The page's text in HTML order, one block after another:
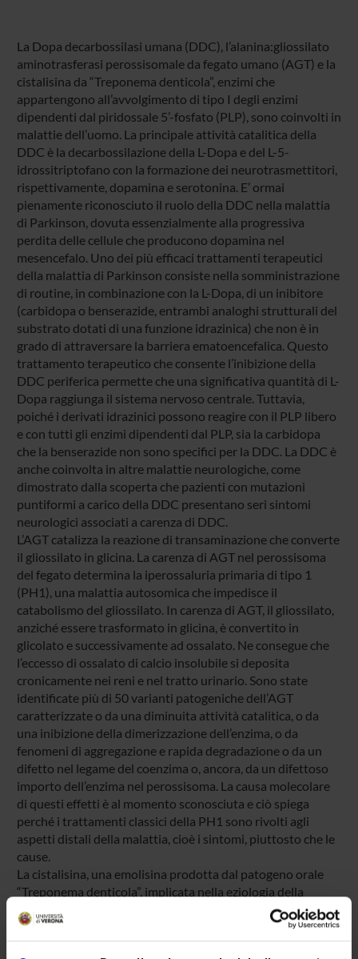
La Dopa decarbossilasi umana (DDC), l’alanina:gliossilato
aminotrasferasi perossisomale da fegato umano (AGT) e la
cistalisina da “Treponema denticola”, enzimi che
appartengono all’avvolgimento di tipo I degli enzimi
dipendenti dal piridossale 5’-fosfato (PLP), sono coinvolti in
malattie dell’uomo. La principale attività catalitica della
DDC è la decarbossilazione della L-Dopa e del L-5-
idrossitriptofano con la formazione dei neurotrasmettitori,
rispettivamente, dopamina e serotonina. E’ ormai
pienamente riconosciuto il ruolo della DDC nella malattia
di Parkinson, dovuta essenzialmente alla progressiva
perdita delle cellule che producono dopamina nel
mesencefalo. Uno dei più efficaci trattamenti terapeutici
della malattia di Parkinson consiste nella somministrazione
di routine, in combinazione con la L-Dopa, di un inibitore
(carbidopa o benserazide, entrambi analoghi strutturali del
substrato dotati di una funzione idrazinica) che non è in
grado di attraversare la barriera ematoencefalica. Questo
trattamento terapeutico che consente l’inibizione della
DDC periferica permette che una significativa quantità di L-
Dopa raggiunga il sistema nervoso centrale. Tuttavia,
poiché i derivati idrazinici possono reagire con il PLP libero
e con tutti gli enzimi dipendenti dal PLP, sia la carbidopa
che la benserazide non sono specifici per la DDC. La DDC è
anche coinvolta in altre malattie neurologiche, come
dimostrato dalla scoperta che pazienti con mutazioni
puntiformi a carico della DDC presentano seri sintomi
neurologici associati a carenza di DDC.
L’AGT catalizza la reazione di transaminazione che converte
il gliossilato in glicina. La carenza di AGT nel perossisoma
del fegato determina la iperossaluria primaria di tipo 1
(PH1), una malattia autosomica che impedisce il
catabolismo del gliossilato. In carenza di AGT, il gliossilato,
anziché essere trasformato in glicina, è convertito in
glicolato e successivamente ad ossalato. Ne consegue che
l’eccesso di ossalato di calcio insolubile si deposita
cronicamente nei reni e nel tratto urinario. Sono state
identificate più di 50 varianti patogeniche dell’AGT
caratterizzate o da una diminuita attività catalitica, o da
una inibizione della dimerizzazione dell’enzima, o da
fenomeni di aggregazione e rapida degradazione o da un
difetto nel legame del coenzima o, ancora, da un difettoso
importo dell’enzima nel perossisoma. La causa molecolare
di questi effetti è al momento sconosciuta e ciò spiega
perché i trattamenti classici della PH1 sono rivolti agli
aspetti distali della malattia, cioè i sintomi, piuttosto che le
cause.
La cistalisina, una emolisina prodotta dal patogeno orale
“Treponema denticola”, implicata nella eziologia della
periodontite adulta, catalizza l’alfa,beta-eliminazione della
L-cisteina a piruvato, ammoniaca e acido sulfidrico. L’effetto
patogenico di questo enzima è dovuto alla citotossicità